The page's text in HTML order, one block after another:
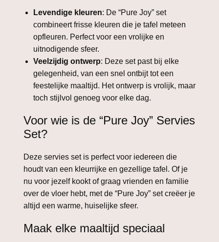
Levendige kleuren: De “Pure Joy” set
combineert frisse kleuren die je tafel meteen
opfleuren. Perfect voor een vrolijke en
uitnodigende sfeer.
Veelzijdig ontwerp: Deze set past bij elke
gelegenheid, van een snel ontbijt tot een
feestelijke maaltijd. Het ontwerp is vrolijk, maar
toch stijlvol genoeg voor elke dag.
Voor wie is de “Pure Joy” Servies
Set?
Deze servies set is perfect voor iedereen die
houdt van een kleurrijke en gezellige tafel. Of je
nu voor jezelf kookt of graag vrienden en familie
over de vloer hebt, met de “Pure Joy” set creëer je
altijd een warme, huiselijke sfeer.
Maak elke maaltijd speciaal